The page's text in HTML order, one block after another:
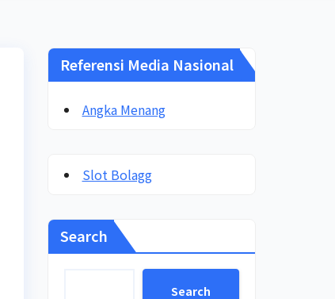
Referensi Media Nasional
Angka Menang
Slot Bolagg
Search
Search